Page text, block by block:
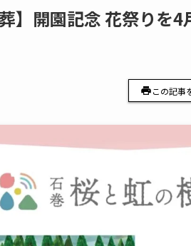
】開園記念 花祭りを
この記事